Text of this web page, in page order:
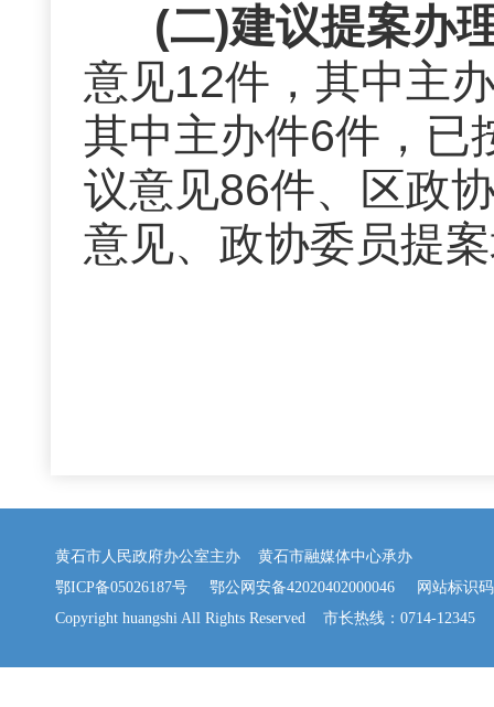
(二)建议提案办
意见12件，其中主
其中主办件6件，已
议意见86件、区政
意见、政协委员提
黄石市人民政府办公室主办 黄石市融媒体中心承办
鄂ICP备05026187号
鄂公网安备42020402000046 网站标识码
Copyright huangshi All Rights Reserved 市长热线：0714-12345